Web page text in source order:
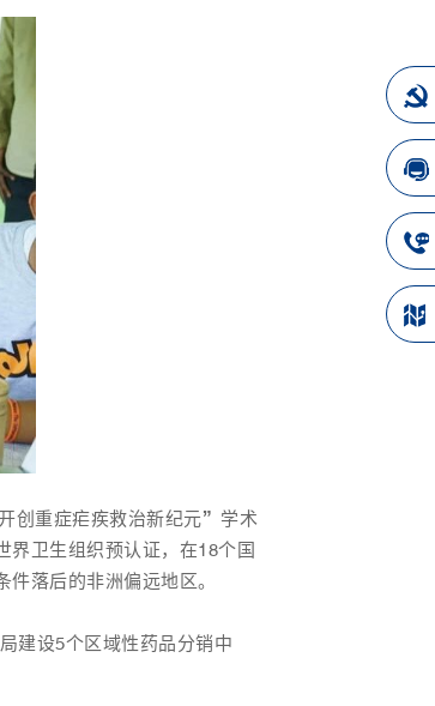
创重症疟疾救治新纪元”学术
卫生组织预认证，在18个国
落后的非洲偏远地区。
建设5个区域性药品分销中